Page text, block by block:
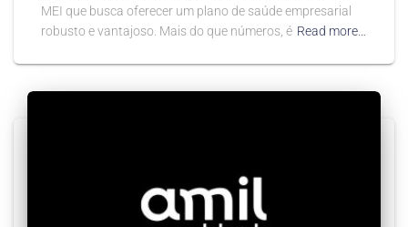
MEI que busca oferecer um plano de saúde empresarial
robusto e vantajoso. Mais do que números, é Read more…